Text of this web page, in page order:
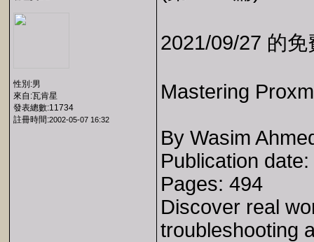
性別:男
來自:瓦肯星
發表總數:11734
註冊時間:2002-05-07 16:32
2021/09/27 的
Mastering
By Wasim
Publication
Pages: 494
Discover real
troubleshooting